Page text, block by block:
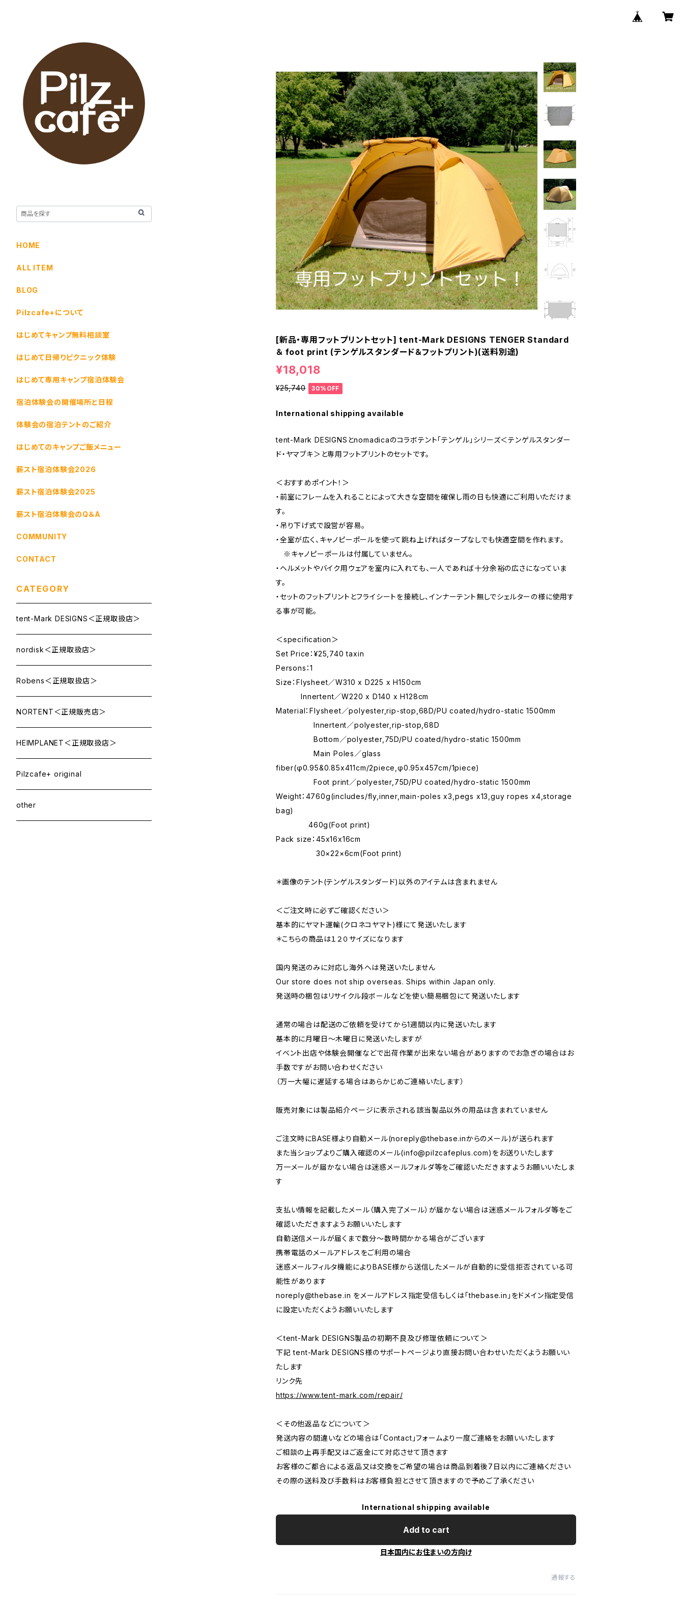
[新品・専用フットプリントセット] tent-Mark DESIGNS TENGER Standard
＆ foot print (テンゲルスタンダード＆フットプリント)(送料別途)
¥18,018
¥25,740 30%OFF
International shipping available
tent-Mark DESIGNSとnomadicaのコラボテント「テンゲル」シリーズ＜テンゲルスタンダー
ド・ヤマブキ＞と専用フットプリントのセットです。
＜おすすめポイント！＞
・前室にフレームを入れることによって大きな空間を確保し雨の日も快適にご利用いただけま
す。
・吊り下げ式で設営が容易。
・全室が広く、キャノピーポールを使って跳ね上げればタープなしでも快適空間を作れます。
※キャノピーポールは付属していません。
・ヘルメットやバイク用ウェアを室内に入れても、一人であれば十分余裕の広さになっていま
す。
・セットのフットプリントとフライシートを接続し、インナーテント無しでシェルターの様に使用す
る事が可能。
＜specification＞
Set Price：¥25,740 taxin
Persons：1
Size：Flysheet／W310 x D225 x H150cm
Innertent／W220 x D140 x H128cm
Material：Flysheet／polyester,rip-stop,68D/PU coated/hydro-static 1500mm
Innertent／polyester,rip-stop,68D
Bottom／polyester,75D/PU coated/hydro-static 1500mm
Main Poles／glass
fiber(φ0.95&0.85x411cm/2piece,φ0.95x457cm/1piece)
Foot print／polyester,75D/PU coated/hydro-static 1500mm
Weight：4760g(includes/fly,inner,main-poles x3,pegs x13,guy ropes x4,storage
bag)
460g(Foot print)
Pack size：45x16x16cm
30×22×6cm(Foot print)
＊画像のテント(テンゲルスタンダード)以外のアイテムは含まれません
＜ご注文時に必ずご確認ください＞
基本的にヤマト運輸(クロネコヤマト)様にて発送いたします
＊こちらの商品は１２０サイズになります
国内発送のみに対応し海外へは発送いたしません
Our store does not ship overseas. Ships within Japan only.
発送時の梱包はリサイクル段ボールなどを使い簡易梱包にて発送いたします
通常の場合は配送のご依頼を受けてから1週間以内に発送いたします
基本的に月曜日〜木曜日に発送いたしますが
イベント出店や体験会開催などで出荷作業が出来ない場合がありますのでお急ぎの場合はお
手数ですがお問い合わせください
（万一大幅に遅延する場合はあらかじめご連絡いたします）
販売対象には製品紹介ページに表示される該当製品以外の用品は含まれていません
ご注文時にBASE様より自動メール(noreply@thebase.inからのメール)が送られます
また当ショップよりご購入確認のメール(info@pilzcafeplus.com)をお送りいたします
万一メールが届かない場合は迷惑メールフォルダ等をご確認いただきますようお願いいたしま
す
支払い情報を記載したメール（購入完了メール）が届かない場合は迷惑メールフォルダ等をご
確認いただきますようお願いいたします
自動送信メールが届くまで数分～数時間かかる場合がございます
携帯電話のメールアドレスをご利用の場合
迷惑メールフィルタ機能によりBASE様から送信したメールが自動的に受信拒否されている可
能性があります
noreply@thebase.in をメールアドレス指定受信もしくは「thebase.in」をドメイン指定受信
に設定いただくようお願いいたします
＜tent-Mark DESIGNS製品の初期不良及び修理依頼について＞
下記 tent-Mark DESIGNS様のサポートページより直接お問い合わせいただくようお願いい
たします
リンク先
https://www.tent-mark.com/repair/
＜その他返品などについて＞
発送内容の間違いなどの場合は「Contact」フォームより一度ご連絡をお願いいたします
ご相談の上再手配又はご返金にて対応させて頂きます
お客様のご都合による返品又は交換をご希望の場合は商品到着後7日以内にご連絡ください
その際の送料及び手数料はお客様負担とさせて頂きますので予めご了承ください
International shipping available
Add to cart
日本国内にお住まいの方向け
通報する
HOME
ALL ITEM
BLOG
Pilzcafe+について
はじめてキャンプ無料相談室
はじめて日帰りピクニック体験
はじめて専用キャンプ宿泊体験会
宿泊体験会の開催場所と日程
体験会の宿泊テントのご紹介
はじめてのキャンプご飯メニュー
薪スト宿泊体験会2026
薪スト宿泊体験会2025
薪スト宿泊体験会のQ＆A
COMMUNITY
CONTACT
CATEGORY
tent-Mark DESIGNS＜正規取扱店＞
nordisk＜正規取扱店＞
Robens＜正規取扱店＞
NORTENT＜正規販売店＞
HEIMPLANET＜正規取扱店＞
Pilzcafe+ original
other